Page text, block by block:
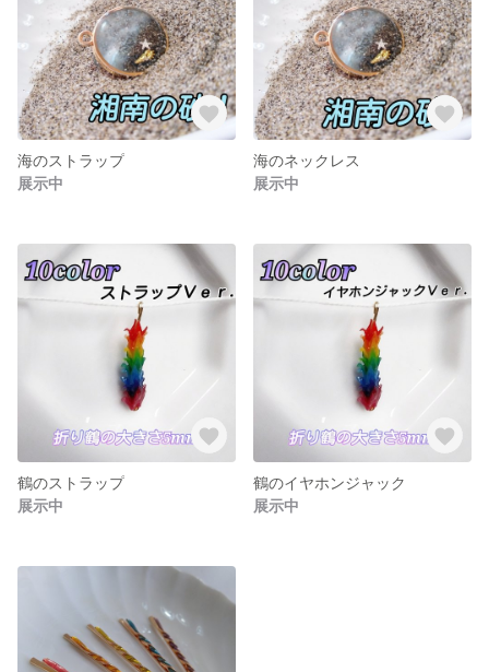
海のストラップ
展示中
海のネックレス
展示中
鶴のストラップ
展示中
鶴のイヤホンジャック
展示中